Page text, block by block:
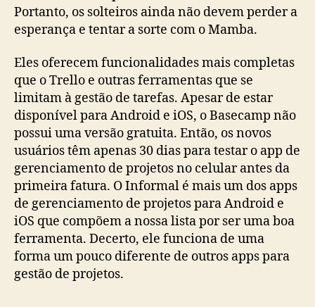
Portanto, os solteiros ainda não devem perder a
esperança e tentar a sorte com o Mamba.
Eles oferecem funcionalidades mais completas
que o Trello e outras ferramentas que se
limitam à gestão de tarefas. Apesar de estar
disponível para Android e iOS, o Basecamp não
possui uma versão gratuita. Então, os novos
usuários têm apenas 30 dias para testar o app de
gerenciamento de projetos no celular antes da
primeira fatura. O Informal é mais um dos apps
de gerenciamento de projetos para Android e
iOS que compõem a nossa lista por ser uma boa
ferramenta. Decerto, ele funciona de uma
forma um pouco diferente de outros apps para
gestão de projetos.